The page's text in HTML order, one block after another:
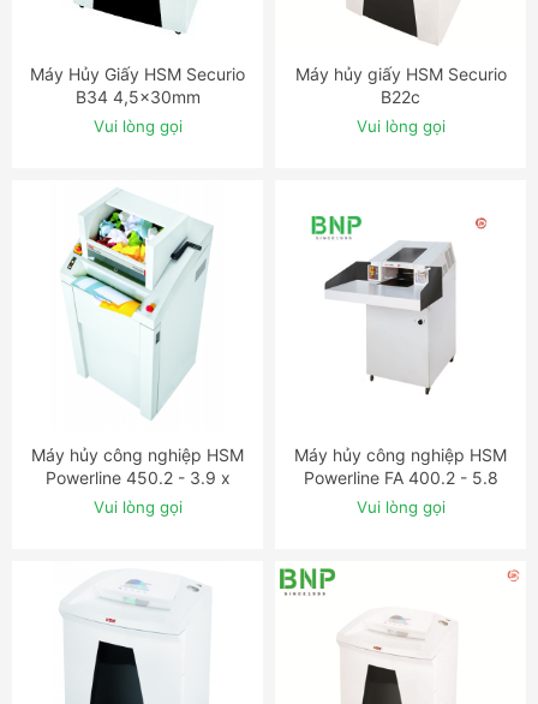
ĐẶT NGAY
Máy Hủy Giấy HSM Securio
B34 4,5x30mm
Vui lòng gọi
ĐẶT NGAY
Máy hủy giấy HSM Securio
B22c
Vui lòng gọi
ĐẶT NGAY
Máy hủy công nghiệp HSM
Powerline 450.2 - 3.9 x
40mm
Vui lòng gọi
ĐẶT NGAY
Máy hủy công nghiệp HSM
Powerline FA 400.2 - 5.8
mm
Vui lòng gọi